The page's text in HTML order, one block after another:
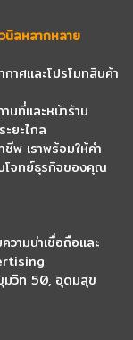
ลหลากหลาย
าศและโปรโมทสินค้า
นที่และหน้าร้าน
ยะไกล
พ เราพร้อมให้คำ
โจทย์ธุรกิจของคุณ
วามน่าเชื่อถือและ
มวิท 50, อุดมสุข